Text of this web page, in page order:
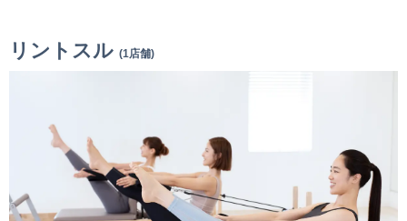
リントスル (1店舗)